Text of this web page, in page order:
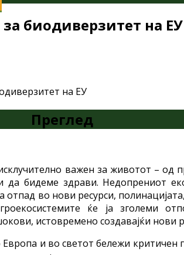
за биодиверзитет на ЕУ
Преглед
важен за животот –
да бидеме здрави. Недопрениот
отпад во нови ресурси,
ќе ја зголеми
истовремено создавајќи нови
и во светот бележи критичен